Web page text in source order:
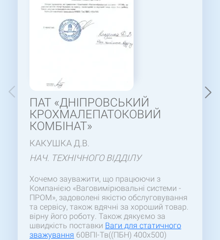
ПАТ «ДНІПРОВСЬКИЙ
КРОХМАЛЕПАТОКОВИЙ
КОМБІНАТ»
КАКУШКА Д.В.
НАЧ. ТЕХНІЧНОГО ВІДДІЛУ
Хочемо зауважити, що працюючи з
Компанією «Ваговимірювальні системи -
ПРОМ», задоволені якістю обслуговування
та сервісу, також вдячні за хороший товар.
вірну його роботу. Також дякуємо за
швидкість поставки Ваги для статичного
зважування 60ВПІ-Тв((ПБН) 400х500)